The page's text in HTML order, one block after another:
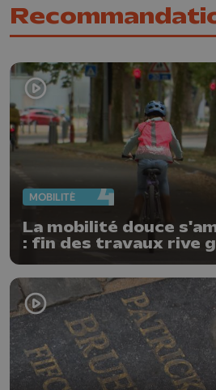
MOBILITÉ
La mobilité douce
: fin des travaux rive
Guillemins...